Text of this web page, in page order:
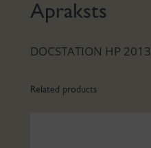
Apraksts
DOCSTATION HP 2013
Related products